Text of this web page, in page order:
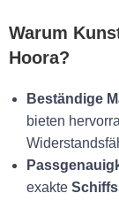
Warum
Hoora?
Beständige
bieten
exakte